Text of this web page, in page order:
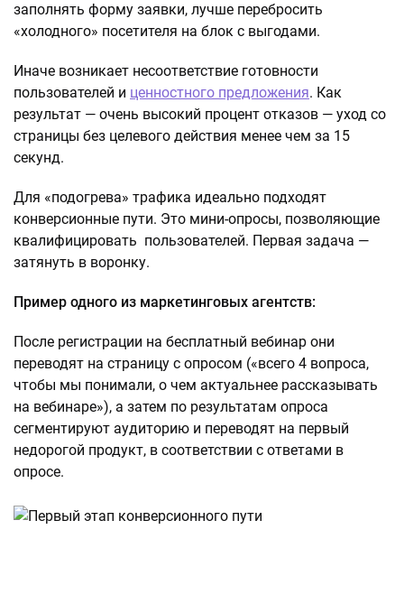
заполнять форму заявки, лучше перебросить
«холодного» посетителя на блок с выгодами.
Иначе возникает несоответствие готовности
пользователей и ценностного предложения. Как
результат — очень высокий процент отказов — уход со
страницы без целевого действия менее чем за 15
секунд.
Для «подогрева» трафика идеально подходят
конверсионные пути. Это мини-опросы, позволяющие
квалифицировать пользователей. Первая задача —
затянуть в воронку.
Пример одного из маркетинговых агентств:
После регистрации на бесплатный вебинар они
переводят на страницу с опросом («всего 4 вопроса,
чтобы мы понимали, о чем актуальнее рассказывать
на вебинаре»), а затем по результатам опроса
сегментируют аудиторию и переводят на первый
недорогой продукт, в соответствии с ответами в
опросе.